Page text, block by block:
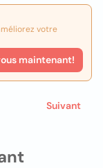
votre
maintenant!
Suivant